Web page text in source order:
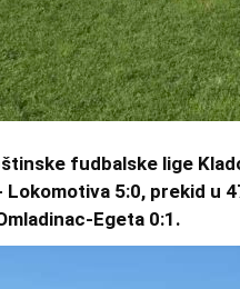
fudbalske lige
Lokomotiva 5:0, prekid u
Egeta 0:1.